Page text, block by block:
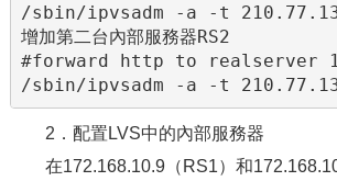
/sbin/ipvsadm -a -t
增加第二台內部服務器RS2
#forward http to realserver
/sbin/ipvsadm -a -t
2．配置LVS中的內部服務器
在172.168.10.9（RS1）和